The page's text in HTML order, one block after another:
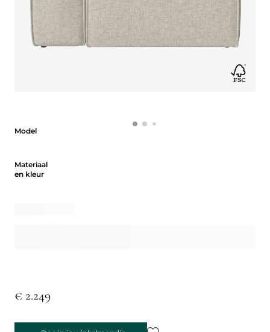
Model
Materiaal
en kleur
€ 2.249